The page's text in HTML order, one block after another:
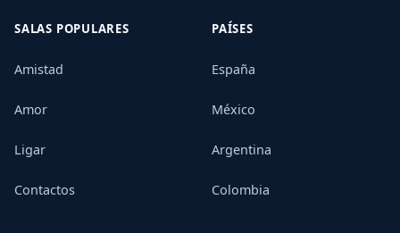
SALAS POPULARES
Amistad
Amor
Ligar
Contactos
PAÍSES
España
México
Argentina
Colombia